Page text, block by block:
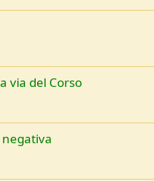
via del Corso
negativa